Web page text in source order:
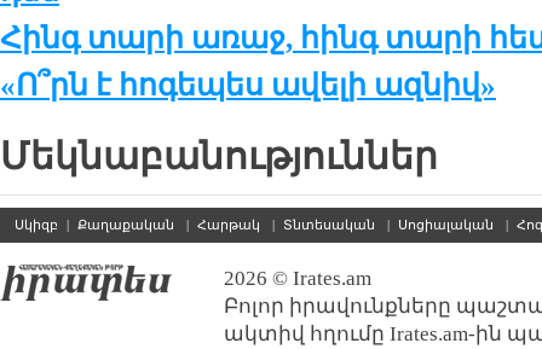
Հինգ տարի առաջ, հինգ տարի
«Ո՞րն է հոգեպես ավելի ազնիվ»
Մեկնաբանություններ
Սկիզբ | Քաղաքական | Հարթակ | Տնտեսական | Սոցիալական |
2026 © Irates.am
Բոլոր իրավունքները
ակտիվ հղումը Irates.am-ին